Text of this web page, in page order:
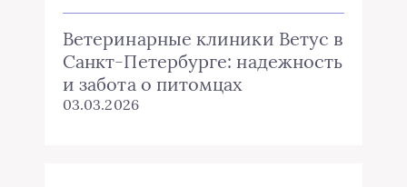
Ветеринарные клиники Ветус в
Санкт-Петербурге: надежность
и забота о питомцах
03.03.2026